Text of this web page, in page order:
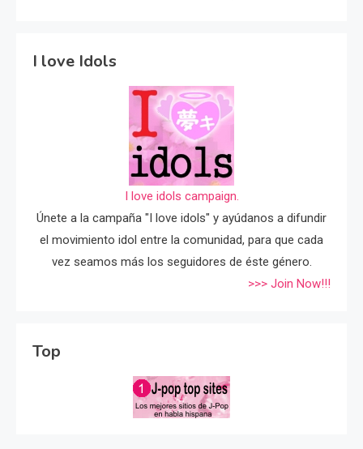
I love Idols
I love idols campaign.
Únete a la campaña "I love idols" y ayúdanos a difundir
el movimiento idol entre la comunidad, para que cada
vez seamos más los seguidores de éste género.
>>> Join Now!!!
Top